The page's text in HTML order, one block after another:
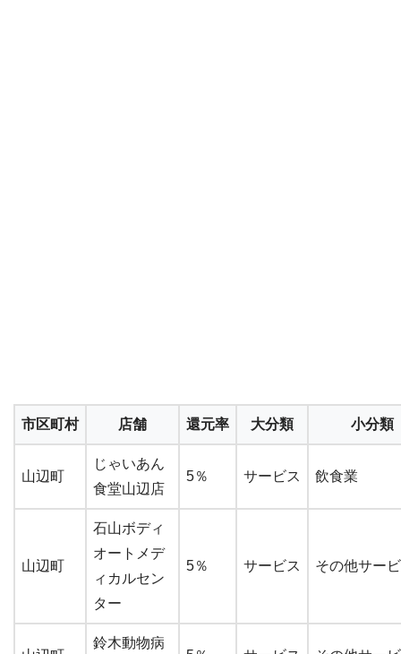
市区町村 店舗 還元率 大分類 小分類
山辺町
じゃいあん
食堂山辺店
5％ サービス 飲食業
山辺町
石山ボディ
オートメデ
ィカルセン
ター
5％ サービス その他サー
鈴木動物病